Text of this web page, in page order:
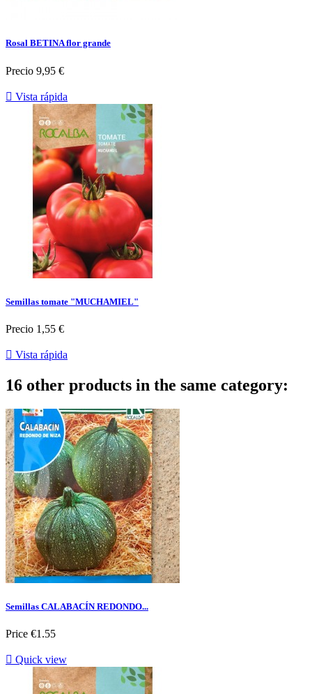
Rosal BETINA flor grande
Precio 9,95 €
 Vista rápida
Semillas tomate "MUCHAMIEL"
Precio 1,55 €
 Vista rápida
16 other products in the same category:
Semillas CALABACÍN REDONDO...
Price €1.55
 Quick view